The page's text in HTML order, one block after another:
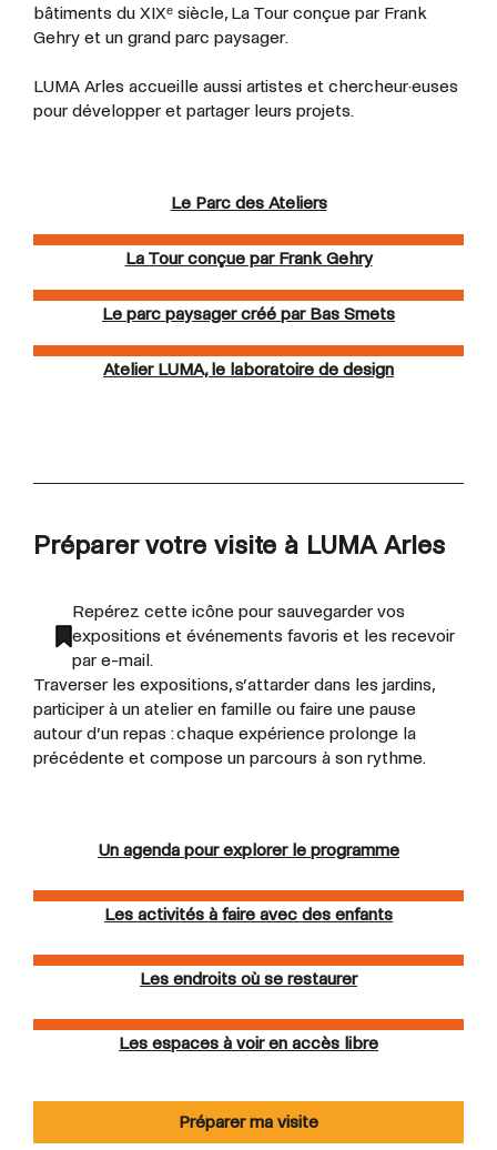
bâtiments du XIXᵉ siècle, La Tour conçue par Frank
Gehry et un grand parc paysager.
LUMA Arles accueille aussi artistes et chercheur·euses
pour développer et partager leurs projets.
Le Parc des Ateliers
La Tour conçue par Frank Gehry
Le parc paysager créé par Bas Smets
Atelier LUMA, le laboratoire de design
Préparer votre visite à LUMA Arles
Repérez cette icône pour sauvegarder vos
expositions et événements favoris et les recevoir
par e-mail.
Traverser les expositions, s’attarder dans les jardins,
participer à un atelier en famille ou faire une pause
autour d’un repas : chaque expérience prolonge la
précédente et compose un parcours à son rythme.
Un agenda pour explorer le programme
Les activités à faire avec des enfants
Les endroits où se restaurer
Les espaces à voir en accès libre
Préparer ma visite